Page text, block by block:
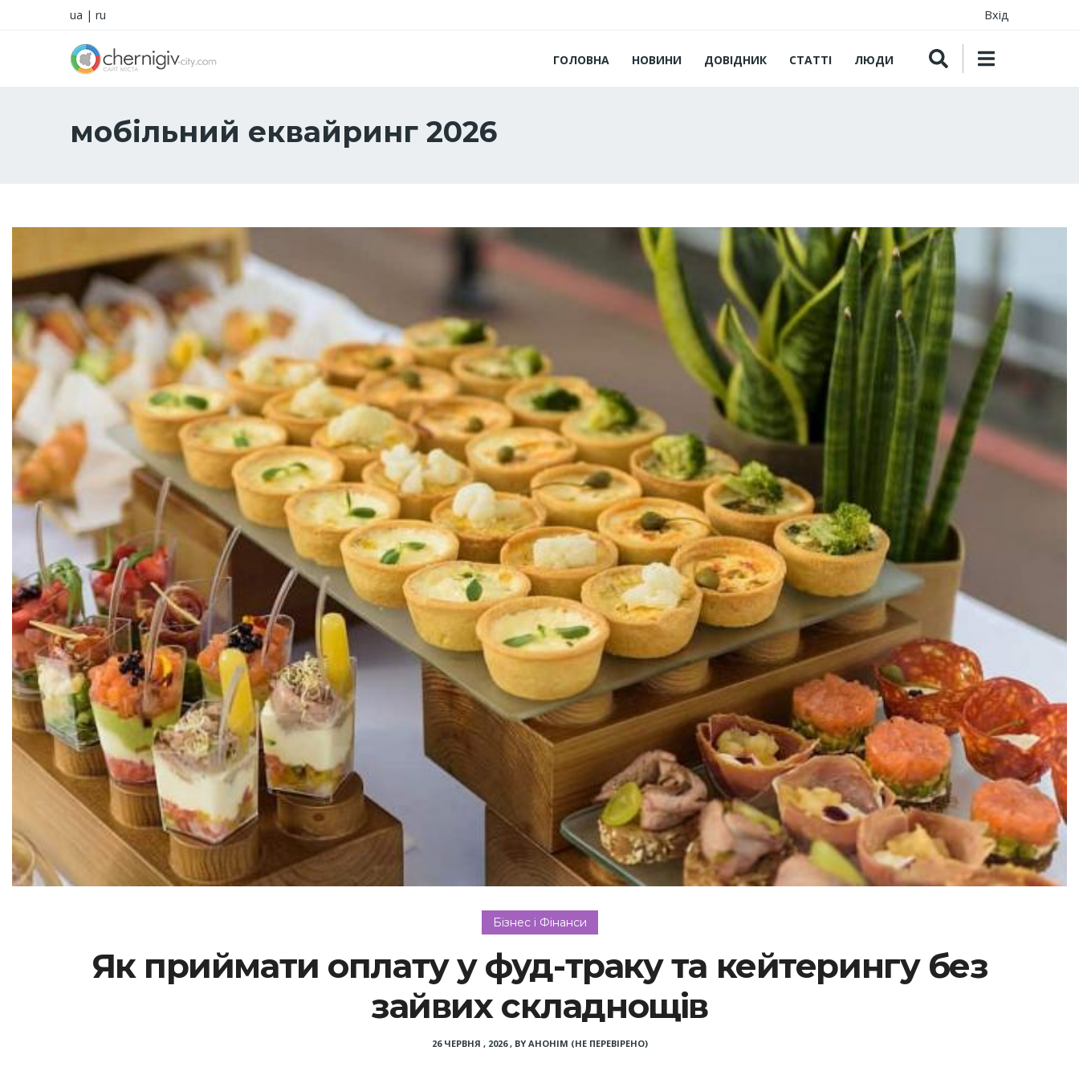
ua | ru Вхід
ГОЛОВНА НОВИНИ ДОВІДНИК СТАТТІ ЛЮДИ
мобільний еквайринг 2026
Бізнес і Фінанси
Як приймати оплату у фуд-траку та кейтерингу без
зайвих складнощів
26 ЧЕРВНЯ , 2026, BY АНОНІМ (НЕ ПЕРЕВІРЕНО)